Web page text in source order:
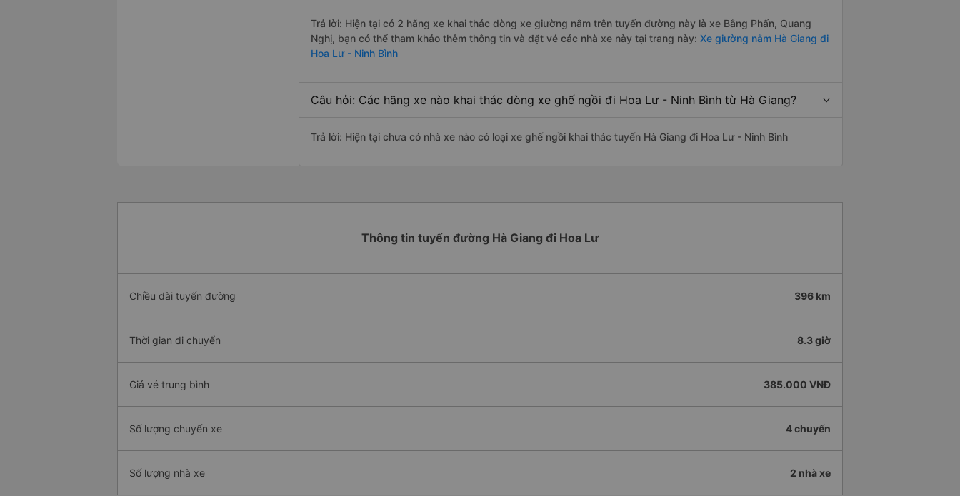
Trả lời: Hiện tại có 2 hãng xe khai thác dòng xe giường nằm trên tuyến đường này là xe Bằng Phấn, Quang
Nghị, bạn có thể tham khảo thêm thông tin và đặt vé các nhà xe này tại trang này: Xe giường nằm Hà Giang đi
Hoa Lư - Ninh Bình
Câu hỏi: Các hãng xe nào khai thác dòng xe ghế ngồi đi Hoa Lư - Ninh Bình từ Hà Giang?
Trả lời: Hiện tại chưa có nhà xe nào có loại xe ghế ngồi khai thác tuyến Hà Giang đi Hoa Lư - Ninh Bình
Thông tin tuyến đường Hà Giang đi Hoa Lư
Chiều dài tuyến đường 396 km
Thời gian di chuyển 8.3 giờ
Giá vé trung bình 385.000 VNĐ
Số lượng chuyến xe 4 chuyến
Số lượng nhà xe 2 nhà xe